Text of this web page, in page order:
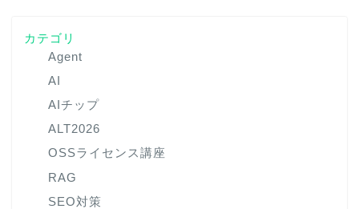
カテゴリ
Agent
AI
AIチップ
ALT2026
OSSライセンス講座
RAG
SEO対策